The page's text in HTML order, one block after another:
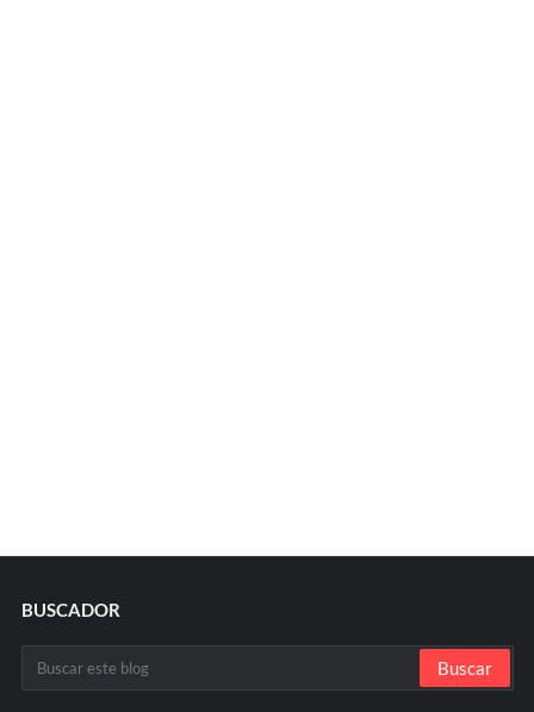
BUSCADOR